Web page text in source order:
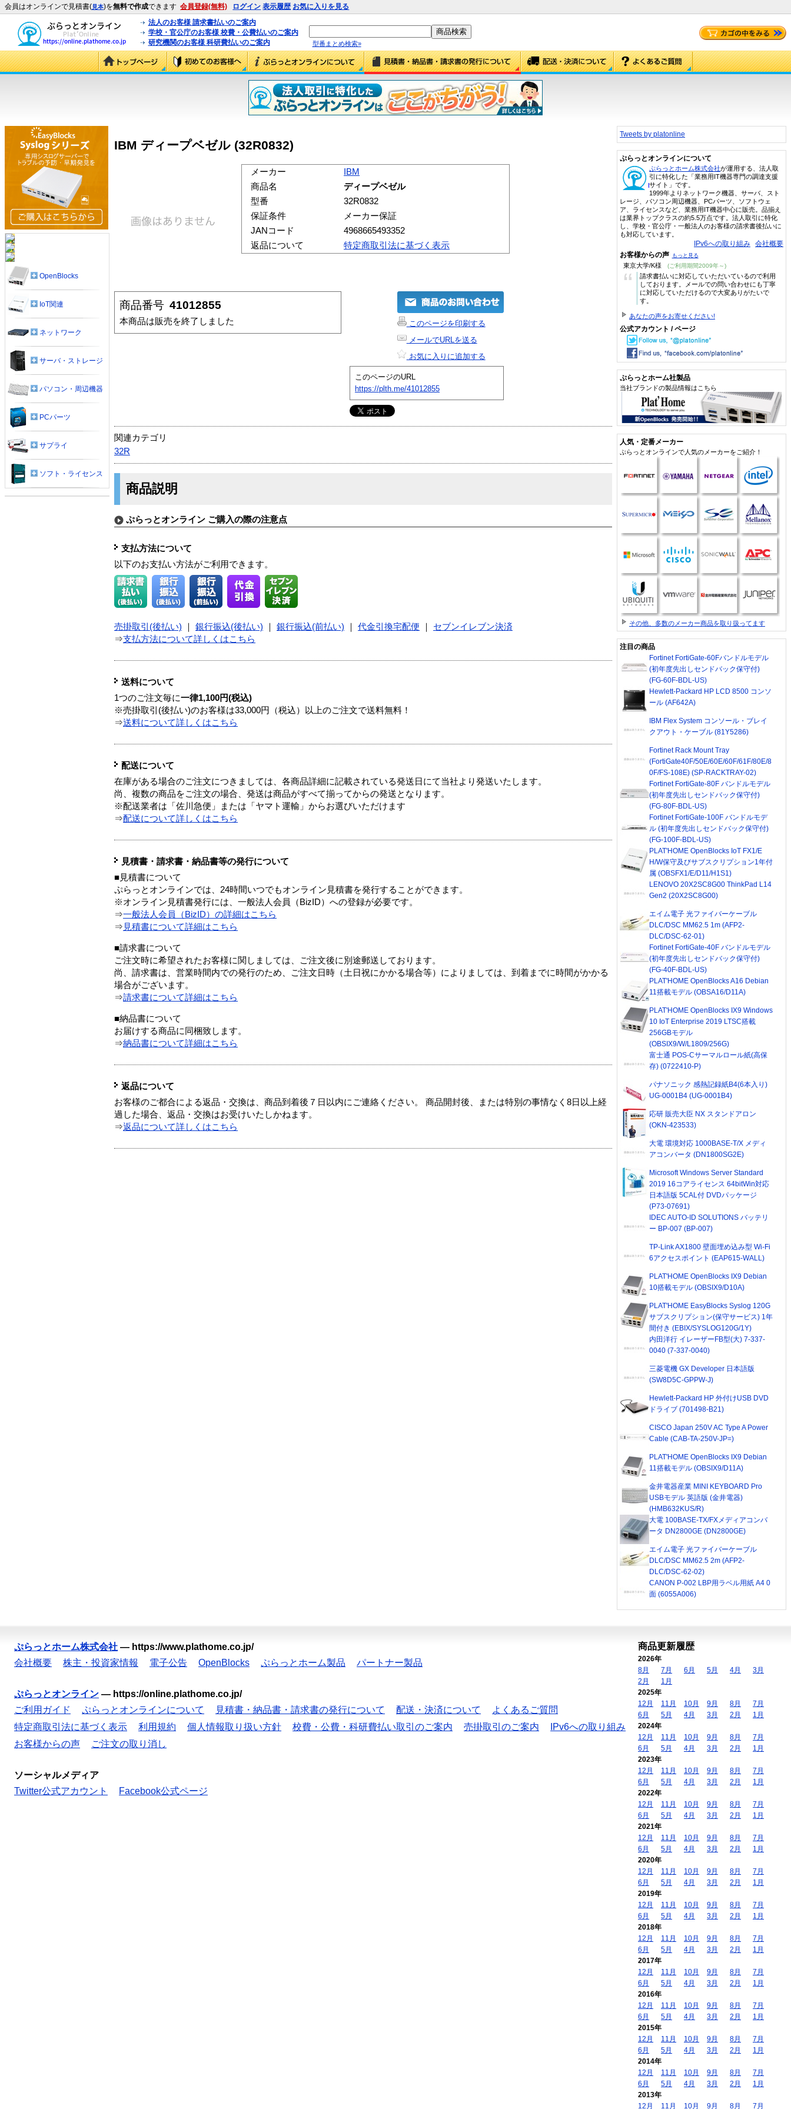
会員はオンラインで見積書(見本)を無料で作成できます 会員登録(無料) ログイン 表示履歴 お気に入りを見る
法人のお客様 請求書払いのご案内
学校・官公庁のお客様 校費・公費払いのご案内
研究機関のお客様 科研費払いのご案内
型番まとめ検索»
IBM ディープベゼル (32R0832)
メーカー
IBM
商品名
ディープベゼル
型番
32R0832
保証条件
メーカー保証
JANコード
4968665493352
返品について
特定商取引法に基づく表示
商品番号 41012855
本商品は販売を終了しました
このページを印刷する
メールでURLを送る
お気に入りに追加する
このページのURL
https://plth.me/41012855
関連カテゴリ
32R
商品説明
ぷらっとオンライン ご購入の際の注意点
支払方法について
以下のお支払い方法がご利用できます。
売掛取引(後払い) 銀行振込(後払い) 銀行振込(前払い) 代金引換宅配便
セブンイレブン決済
⇒支払方法について詳しくはこちら
送料について
1つのご注文毎に一律1,100円(税込)
※売掛取引(後払い)のお客様は33,000円（税込）以上のご注文で送料無料！
⇒送料について詳しくはこちら
配送について
在庫がある場合のご注文につきましては、各商品詳細に記載されている発送日にて当社より発送いたします。
尚、複数の商品をご注文の場合、発送は商品がすべて揃ってからの発送となります。
※配送業者は「佐川急便」または「ヤマト運輸」からお選びいただけます
⇒配送について詳しくはこちら
見積書・請求書・納品書等の発行について
■見積書について
ぷらっとオンラインでは、24時間いつでもオンライン見積書を発行することができます。
※オンライン見積書発行には、一般法人会員（BizID）への登録が必要です。
⇒一般法人会員（BizID）の詳細はこちら
⇒ 見積書について詳細はこちら
■請求書について
ご注文時に希望されたお客様に関しましては、ご注文後に別途郵送しております。
尚、請求書は、営業時間内での発行のため、ご注文日時（土日祝にかかる場合等）によりましては、到着までに時間がかかる
場合がございます。
⇒請求書について詳細はこちら
■納品書について
お届けする商品に同梱致します。
⇒納品書について詳細はこちら
返品について
お客様のご都合による返品・交換は、商品到着後７日以内にご連絡ください。 商品開封後、または特別の事情なく8日以上経
過した場合、返品・交換はお受けいたしかねます。
⇒返品について詳しくはこちら
OpenBlocks
IoT関連
ネットワーク
サーバ・ストレージ
パソコン・周辺機器
PCパーツ
サプライ
ソフト・ライセンス
Tweets by platonline
ぷらっとオンラインについて
ぷらっとホーム株式会社が運用する、法人取
引に特化した「業務用IT機器専門の調達支援
サイト」です。
1999年よりネットワーク機器、サーバ、スト
レージ、パソコン周辺機器、PCパーツ、ソフトウェ
ア、ライセンスなど、業務用IT機器中心に販売。品揃え
は業界トップクラスの約5.5万点です。法人取引に特化
し、学校・官公庁・一般法人のお客様の請求書後払いに
も対応しています。
IPv6への取り組み 会社概要
お客様からの声 もっと見る
東京大学/K様 (ご利用期間2009年～)
“
請求書払いに対応していただいているので利用
しております。メールでの問い合わせにも丁寧
に対応していただけるので大変ありがたいで
す。
あなたの声をお寄せください!
公式アカウント / ページ
ぷらっとホーム社製品
当社ブランドの製品情報はこちら
人気・定番メーカー
ぷらっとオンラインで人気のメーカーをご紹介！
その他、多数のメーカー商品を取り扱ってます
注目の商品
Fortinet FortiGate-60Fバンドルモデル
(初年度先出しセンドバック保守付)
(FG-60F-BDL-US)
Hewlett-Packard HP LCD 8500 コンソ
ール (AF642A)
IBM Flex System コンソール・ブレイ
クアウト・ケーブル (81Y5286)
Fortinet Rack Mount Tray
(FortiGate40F/50E/60E/60F/61F/80E/8
0F/FS-108E) (SP-RACKTRAY-02)
Fortinet FortiGate-80F バンドルモデル
(初年度先出しセンドバック保守付)
(FG-80F-BDL-US)
Fortinet FortiGate-100F バンドルモデ
ル (初年度先出しセンドバック保守付)
(FG-100F-BDL-US)
PLAT'HOME OpenBlocks IoT FX1/E
H/W保守及びサブスクリプション1年付
属 (OBSFX1/E/D11/H1S1)
LENOVO 20X2SC8G00 ThinkPad L14
Gen2 (20X2SC8G00)
エイム電子 光ファイバーケーブル
DLC/DSC MM62.5 1m (AFP2-
DLC/DSC-62-01)
Fortinet FortiGate-40F バンドルモデル
(初年度先出しセンドバック保守付)
(FG-40F-BDL-US)
PLAT'HOME OpenBlocks A16 Debian
11搭載モデル (OBSA16/D11A)
PLAT'HOME OpenBlocks IX9 Windows
10 IoT Enterprise 2019 LTSC搭載
256GBモデル
(OBSIX9/W/L1809/256G)
富士通 POS-Cサーマルロール紙(高保
存) (0722410-P)
パナソニック 感熱記録紙B4(6本入り)
UG-0001B4 (UG-0001B4)
応研 販売大臣 NX スタンドアロン
(OKN-423533)
大電 環境対応 1000BASE-T/X メディ
アコンバータ (DN1800SG2E)
Microsoft Windows Server Standard
2019 16コアライセンス 64bitWin対応
日本語版 5CAL付 DVDパッケージ
(P73-07691)
IDEC AUTO-ID SOLUTIONS バッテリ
ー BP-007 (BP-007)
TP-Link AX1800 壁面埋め込み型 Wi-Fi
6アクセスポイント (EAP615-WALL)
PLAT'HOME OpenBlocks IX9 Debian
10搭載モデル (OBSIX9/D10A)
PLAT'HOME EasyBlocks Syslog 120G
サブスクリプション(保守サービス) 1年
間付き (EBIX/SYSLOG120G/1Y)
内田洋行 イレーザーFB型(大) 7-337-
0040 (7-337-0040)
三菱電機 GX Developer 日本語版
(SW8D5C-GPPW-J)
Hewlett-Packard HP 外付けUSB DVD
ドライブ (701498-B21)
CISCO Japan 250V AC Type A Power
Cable (CAB-TA-250V-JP=)
PLAT'HOME OpenBlocks IX9 Debian
11搭載モデル (OBSIX9/D11A)
金井電器産業 MINI KEYBOARD Pro
USBモデル 英語版 (金井電器)
(HMB632KUS/R)
大電 100BASE-TX/FXメディアコンバ
ータ DN2800GE (DN2800GE)
エイム電子 光ファイバーケーブル
DLC/DSC MM62.5 2m (AFP2-
DLC/DSC-62-02)
CANON P-002 LBP用ラベル用紙 A4 0
面 (6055A006)
ぷらっとホーム株式会社 — https://www.plathome.co.jp/
会社概要
株主・投資家情報 電子公告 OpenBlocks ぷらっとホーム製品 パートナー製品
ぷらっとオンライン — https://online.plathome.co.jp/
ご利用ガイド
ぷらっとオンラインについて 見積書・納品書・請求書の発行について 配送・決済について
よくあるご質問
特定商取引法に基づく表示
利用規約 個人情報取り扱い方針 校費・公費・科研費払い取引のご案内 売掛取引のご案内
IPv6への取り組み
お客様からの声
ご注文の取り消し
ソーシャルメディア
Twitter公式アカウント
Facebook公式ページ
商品更新履歴
2026年
8月
7月 6月 5月 4月
3月
2月
1月
2025年
12月
11月 10月 9月 8月
7月
6月
5月 4月 3月 2月
1月
2024年
12月
11月 10月 9月 8月
7月
6月
5月 4月 3月 2月
1月
2023年
12月
11月 10月 9月 8月
7月
6月
5月 4月 3月 2月
1月
2022年
12月
11月 10月 9月 8月
7月
6月
5月 4月 3月 2月
1月
2021年
12月
11月 10月 9月 8月
7月
6月
5月 4月 3月 2月
1月
2020年
12月
11月 10月 9月 8月
7月
6月
5月 4月 3月 2月
1月
2019年
12月
11月 10月 9月 8月
7月
6月
5月 4月 3月 2月
1月
2018年
12月
11月 10月 9月 8月
7月
6月
5月 4月 3月 2月
1月
2017年
12月
11月 10月 9月 8月
7月
6月
5月 4月 3月 2月
1月
2016年
12月
11月 10月 9月 8月
7月
6月
5月 4月 3月 2月
1月
2015年
12月
11月 10月 9月 8月
7月
6月
5月 4月 3月 2月
1月
2014年
12月
11月 10月 9月 8月
7月
6月
5月 4月 3月 2月
1月
2013年
12月
11月 10月 9月 8月 7月